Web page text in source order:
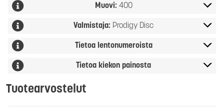
Muovi: 400
Valmistaja: Prodigy Disc
Tietoa lentonumeroista
Tietoa kiekon painosta
Tuotearvostelut